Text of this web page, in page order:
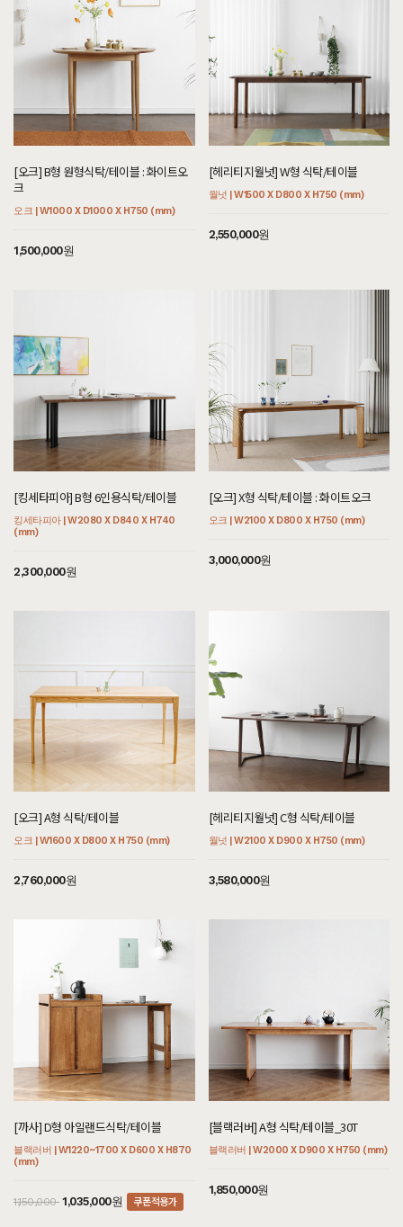
[오크] B형 원형식탁/테이블 : 화이트오
크
오크 | W1000 X D1000 X H750 (mm)
1,500,000원
[헤리티지월넛] W형 식탁/테이블
월넛 | W1500 X D800 X H750 (mm)
2,550,000원
[킹세타피아] B형 6인용식탁/테이블
킹세타피아 | W2080 X D840 X H740
(mm)
2,300,000원
[오크] X형 식탁/테이블 : 화이트오크
오크 | W2100 X D800 X H750 (mm)
3,000,000원
[오크] A형 식탁/테이블
오크 | W1600 X D800 X H750 (mm)
2,760,000원
[헤리티지월넛] C형 식탁/테이블
월넛 | W2100 X D900 X H750 (mm)
3,580,000원
[까사] D형 아일랜드식탁/테이블
블랙러버 | W1220~1700 X D600 X H870
(mm)
1,150,000 1,035,000원 쿠폰적용가
[블랙러버] A형 식탁/테이블_30T
블랙러버 | W2000 X D900 X H750 (mm)
1,850,000원